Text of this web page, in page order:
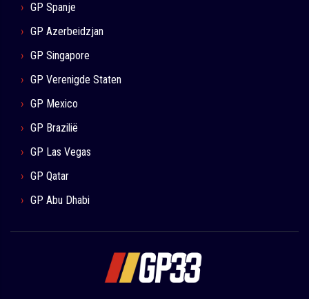
GP Spanje
GP Azerbeidzjan
GP Singapore
GP Verenigde Staten
GP Mexico
GP Brazilië
GP Las Vegas
GP Qatar
GP Abu Dhabi